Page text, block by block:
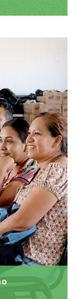
OBJETIVOS:
permitan
autoestima,
de vida.
ACTIVIDADES:
• Taller
a la mujer •